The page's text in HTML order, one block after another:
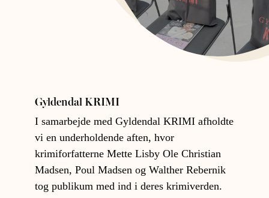
Gyldendal KRIMI
I samarbejde med Gyldendal KRIMI afholdte
vi en underholdende aften, hvor
krimiforfatterne Mette Lisby Ole Christian
Madsen, Poul Madsen og Walther Rebernik
tog publikum med ind i deres krimiverden.